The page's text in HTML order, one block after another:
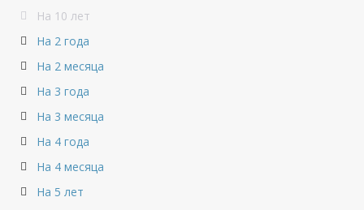
На 10 лет
На 2 года
На 2 месяца
На 3 года
На 3 месяца
На 4 года
На 4 месяца
На 5 лет